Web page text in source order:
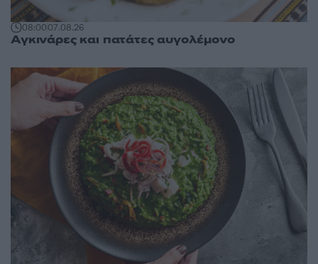
08:0007.08.26
Αγκινάρες και πατάτες αυγολέμονο